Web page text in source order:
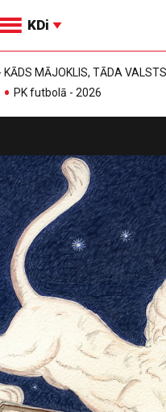
KDi
MĀJOKLIS, TĀDA VALSTS
PK futbolā - 2026